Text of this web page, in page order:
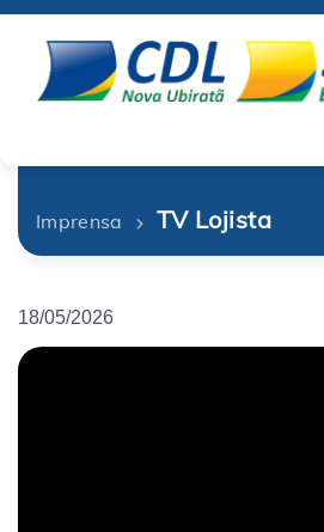
Imprensa TV Lojista
18/05/2026